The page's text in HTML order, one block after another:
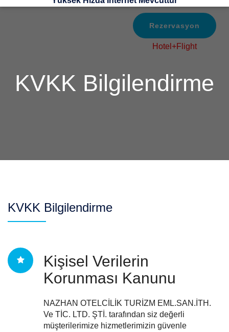
Rezervasyon
Hotel+Flight
KVKK Bilgilendirme
KVKK Bilgilendirme
Kişisel Verilerin
Korunması Kanunu
NAZHAN OTELCİLİK TURİZM EML.SAN.İTH.
Ve TİC. LTD. ŞTİ. tarafından siz değerli
müşterilerimize hizmetlerimizin güvenle